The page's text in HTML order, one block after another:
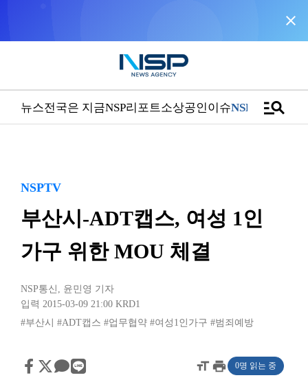
close
뉴스전국은 지금NSP리포트소상공인이슈NSPTVmanage_search
NSPTV
부산시-ADT캡스, 여성 1인
가구 위한 MOU 체결
NSP통신 , 윤민영 기자
입력 2015-03-09 21:00 KRD1
#부산시
#ADT캡스 #업무협약 #여성1인가구 #범죄예방
format_sizeprint 0명 읽는 중